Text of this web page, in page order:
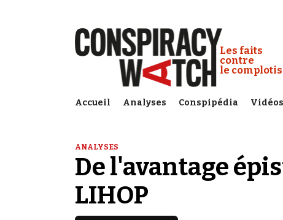
Conspiracy
Les faits
contre
le
Accueil Analyses Conspipédia Vidéos
ANALYSES
De l'avantage
LIHOP